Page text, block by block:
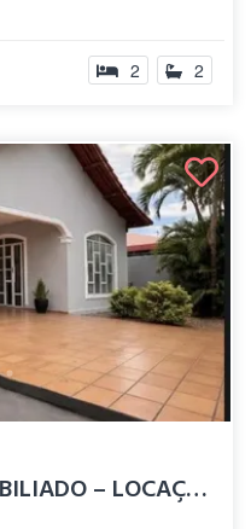
2 2
🏡 ALUGO QUARTO MOBILIADO – LOCAÇÃO MEN...